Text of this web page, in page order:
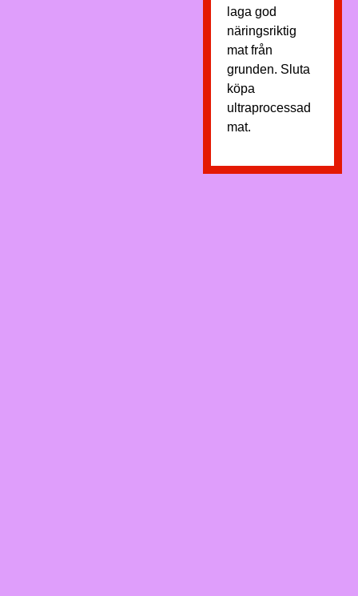
laga god
näringsriktig
mat från
grunden. Sluta
köpa
ultraprocessad
mat.